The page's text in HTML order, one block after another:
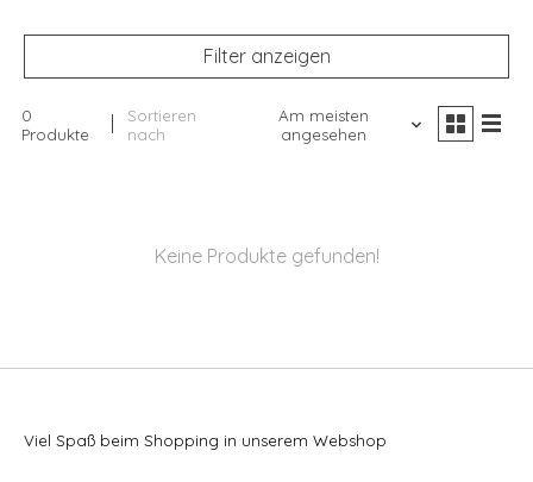
Filter anzeigen
0
Produkte
Sortieren
nach
Am meisten
angesehen
Keine Produkte gefunden!
Viel Spaß beim Shopping in unserem Webshop